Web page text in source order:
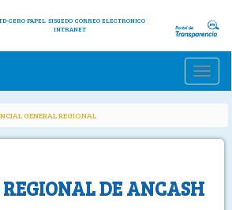
CERO PAPEL SISGEDO CORREO ELECTRONICO
INTRANET
Toggle
GENERAL REGIONAL
DE ANCASH